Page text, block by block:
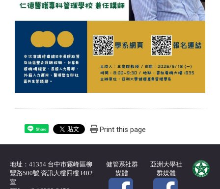
Share Print this page
地址：41354 台中市霧峰區柳
豐路500號 資訊大樓四樓 I402
室
健管系社群
媒體
亞洲大學社
群媒體